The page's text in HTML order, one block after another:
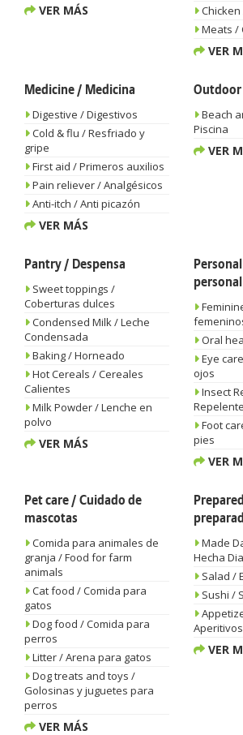
VER MÁS
Meats /
VER
Medicine / Medicina
Digestive / Digestivos
Cold & flu / Resfriado y
gripe
First aid / Primeros auxilios
Pain reliever / Analgésicos
Anti-itch / Anti picazón
VER MÁS
Beach
Piscina
VER
Pantry / Despensa
Sweet toppings /
Coberturas dulces
Condensed Milk / Leche
Condensada
Baking / Horneado
Hot Cereals / Cereales
Calientes
Milk Powder / Lenche en
polvo
VER MÁS
personal
Oral
Eye
ojos
Insect
Foot
pies
VER
Pet care / Cuidado de
mascotas
Comida para animales de
granja / Food for farm
animals
Cat food / Comida para
gatos
Dog food / Comida para
perros
Litter / Arena para gatos
Dog treats and toys /
Golosinas y juguetes para
perros
VER MÁS
Made
Hecha
Salad /
Sushi /
VER